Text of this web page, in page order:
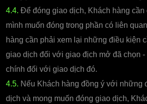
4.4. Để đóng giao dịch, Khách hàng cần
mình muốn đóng trong phần có liên
hàng cần phải xem lại những điều kiện
giao dịch đối với giao địch mở đã chọn -
chính đối với giao dịch đó.
4.5. Nếu Khách hàng đồng ý với những
dịch và mong muốn đóng giao dịch,